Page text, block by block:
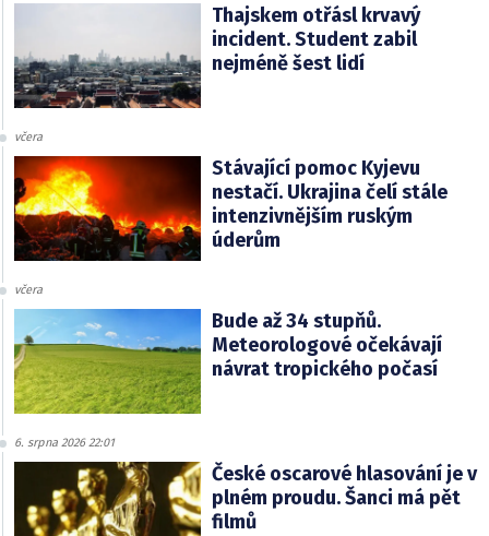
Thajskem otřásl krvavý
incident. Student zabil
nejméně šest lidí
včera
Stávající pomoc Kyjevu
nestačí. Ukrajina čelí stále
intenzivnějším ruským
úderům
včera
Bude až 34 stupňů.
Meteorologové očekávají
návrat tropického počasí
6. srpna 2026 22:01
České oscarové hlasování je v
plném proudu. Šanci má pět
filmů